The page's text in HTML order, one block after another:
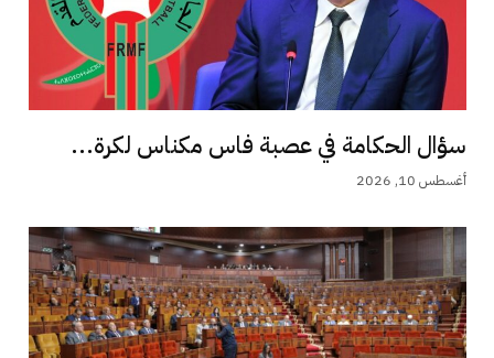
سؤال الحكامة في عصبة فاس مكناس لكرة...
أغسطس 10, 2026